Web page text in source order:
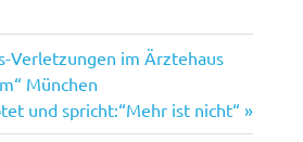
Verletzungen im Ärztehaus
München
und spricht:“Mehr ist nicht“